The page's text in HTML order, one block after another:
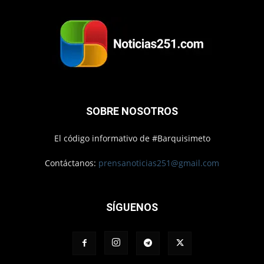
SOBRE NOSOTROS
El código informativo de #Barquisimeto
Contáctanos: prensanoticias251@gmail.com
SÍGUENOS